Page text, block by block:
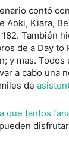
contó
Aoki, Kiara,
También
de a Day to
y mas.
a cabo una
de
que tantos